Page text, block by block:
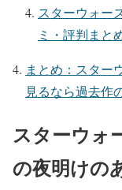
スターウォー
ミ・評判まと
まとめ：スター
見るなら過去作
スターウォ
の夜明けの